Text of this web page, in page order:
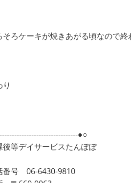
そろケーキが焼きあがる頃なので
●○
後等デイサービスたんぽぽ
番号 06-6430-9810